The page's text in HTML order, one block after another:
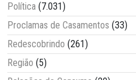
Política (7.031)
Proclamas de Casamentos (33)
Redescobrindo (261)
Região (5)